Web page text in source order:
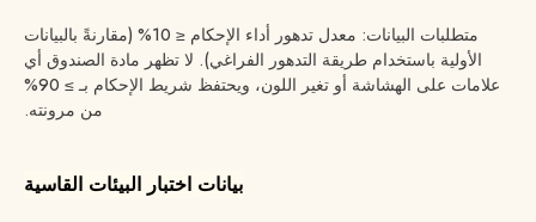
متطلبات البيانات: معدل تدهور أداء الإحكام ≤ 10% (مقارنةً بالبيانات
الأولية باستخدام طريقة التدهور الفراغي). لا تظهر مادة الصندوق أي
علامات على الهشاشة أو تغير اللون، ويحتفظ شريط الإحكام بـ ≥ 90%
من مرونته.
بيانات اختبار البيئات القاسية